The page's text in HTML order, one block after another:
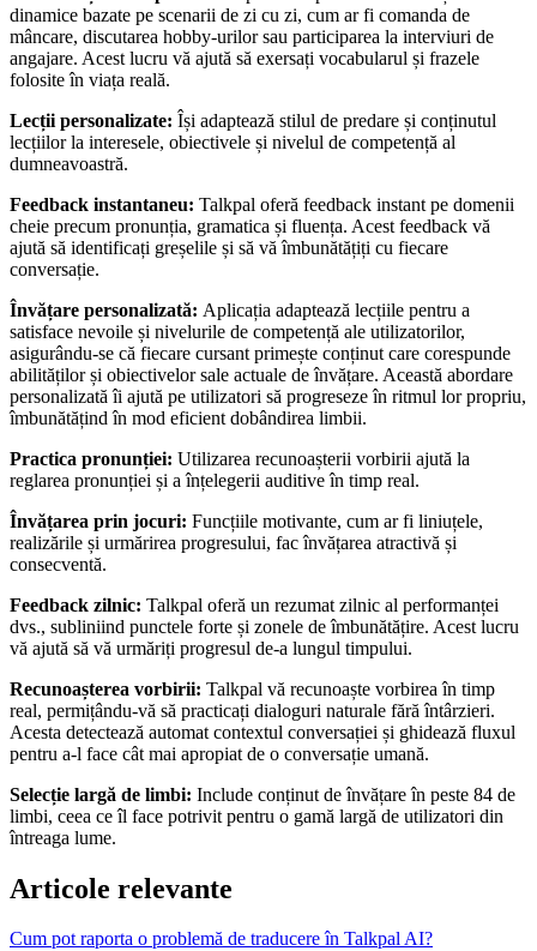
dinamice bazate pe scenarii de zi cu zi, cum ar fi comanda de
mâncare, discutarea hobby-urilor sau participarea la interviuri de
angajare. Acest lucru vă ajută să exersați vocabularul și frazele
folosite în viața reală.
Lecții personalizate: Își adaptează stilul de predare și conținutul
lecțiilor la interesele, obiectivele și nivelul de competență al
dumneavoastră.
Feedback instantaneu: Talkpal oferă feedback instant pe domenii
cheie precum pronunția, gramatica și fluența. Acest feedback vă
ajută să identificați greșelile și să vă îmbunătățiți cu fiecare
conversație.
Învățare personalizată: Aplicația adaptează lecțiile pentru a
satisface nevoile și nivelurile de competență ale utilizatorilor,
asigurându-se că fiecare cursant primește conținut care corespunde
abilităților și obiectivelor sale actuale de învățare. Această abordare
personalizată îi ajută pe utilizatori să progreseze în ritmul lor propriu,
îmbunătățind în mod eficient dobândirea limbii.
Practica pronunției: Utilizarea recunoașterii vorbirii ajută la
reglarea pronunției și a înțelegerii auditive în timp real.
Învățarea prin jocuri: Funcțiile motivante, cum ar fi liniuțele,
realizările și urmărirea progresului, fac învățarea atractivă și
consecventă.
Feedback zilnic: Talkpal oferă un rezumat zilnic al performanței
dvs., subliniind punctele forte și zonele de îmbunătățire. Acest lucru
vă ajută să vă urmăriți progresul de-a lungul timpului.
Recunoașterea vorbirii: Talkpal vă recunoaște vorbirea în timp
real, permițându-vă să practicați dialoguri naturale fără întârzieri.
Acesta detectează automat contextul conversației și ghidează fluxul
pentru a-l face cât mai apropiat de o conversație umană.
Selecție largă de limbi: Include conținut de învățare în peste 84 de
limbi, ceea ce îl face potrivit pentru o gamă largă de utilizatori din
întreaga lume.
Articole relevante
Cum pot raporta o problemă de traducere în Talkpal AI?